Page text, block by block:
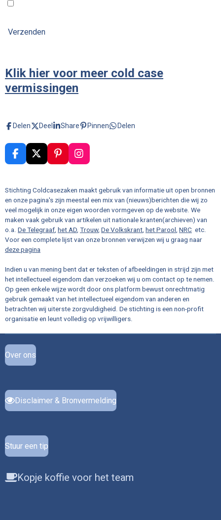
Verzenden
Klik hier voor meer cold case
vermissingen
Delen Deel Share Pinnen Delen
F
a
e
b
o
o
k
X
P
i
e
r
e
s
t
I
n
a
g
r
a
m
Stichting Coldcasezaken maakt gebruik van informatie uit open bronnen
en onze pagina's zijn meestal een mix van (nieuws)berichten die wij zo
veel mogelijk in onze eigen woorden vormgeven op de website. We
maken vaak gebruik van artikelen uit nationale kranten(archieven) van
o.a. De Telegraaf, het AD, Trouw, De Volkskrant, het Parool, NRC etc.
Voor een complete lijst van onze bronnen verwijzen wij u graag naar
deze pagina
Indien u van mening bent dat er teksten of afbeeldingen in strijd zijn met
het intellectueel eigendom dan verzoeken wij u om contact op te nemen.
Op geen enkele wijze wordt door ons platform bewust onrechtmatig
gebruik gemaakt van het intellectueel eigendom van anderen en
betrachten wij uiterste zorgvuldigheid. De stichting is een non-profit
organisatie en leunt volledig op vrijwilligers.
Over ons
Disclaimer & Bronvermelding
Stuur een tip
Kopje koffie voor het team